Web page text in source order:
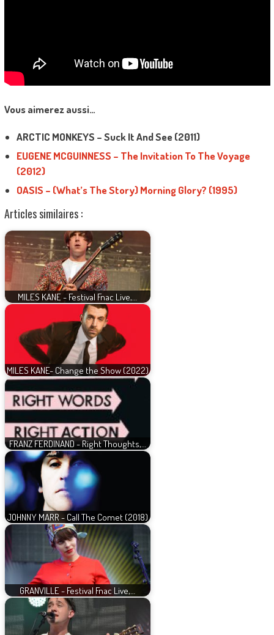
Vous aimerez aussi…
ARCTIC MONKEYS – Suck It And See (2011)
EUGENE MCGUINNESS – The Invitation To The Voyage
(2012)
OASIS – (What’s The Story) Morning Glory? (1995)
Articles similaires :
MILES KANE - Festival Fnac Live,…
MILES KANE- Change the Show (2022)
FRANZ FERDINAND - Right Thoughts,…
JOHNNY MARR - Call The Comet (2018)
GRANVILLE - Festival Fnac Live,…